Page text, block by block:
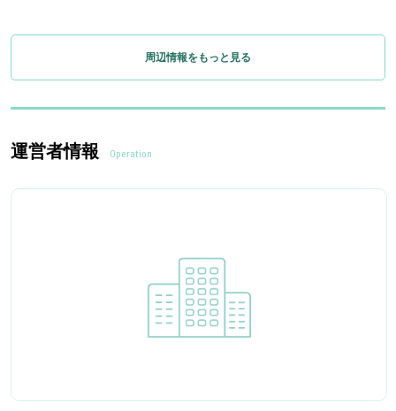
周辺情報をもっと見る
運営者情報 Operation